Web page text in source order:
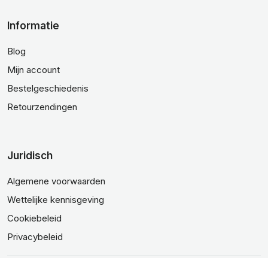
Informatie
Blog
Mijn account
Bestelgeschiedenis
Retourzendingen
Juridisch
Algemene voorwaarden
Wettelijke kennisgeving
Cookiebeleid
Privacybeleid